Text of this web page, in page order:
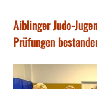
Aiblinger Judo-
Prüfungen